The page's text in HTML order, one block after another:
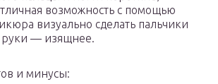
возможность с помощью
визуально сделать пальчики
руки — изящнее.
и минусы: